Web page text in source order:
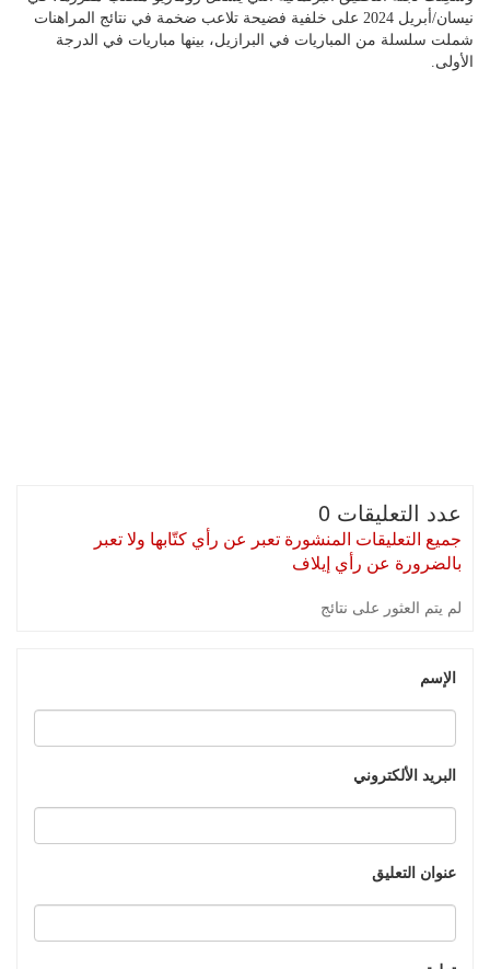
نيسان/أبريل 2024 على خلفية فضيحة تلاعب ضخمة في نتائج المراهنات
شملت سلسلة من المباريات في البرازيل، بينها مباريات في الدرجة
الأولى.
عدد التعليقات 0
جميع التعليقات المنشورة تعبر عن رأي كتّابها ولا تعبر
بالضرورة عن رأي إيلاف
لم يتم العثور على نتائج
الإسم
البريد الألكتروني
عنوان التعليق